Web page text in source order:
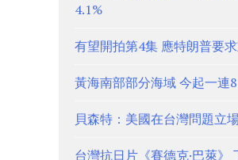
4.1%
有望開拍第4集 應特朗普要
黃海南部部分海域 今起一連
貝森特：美國在台灣問題立
台灣抗日片《賽德克·巴萊》